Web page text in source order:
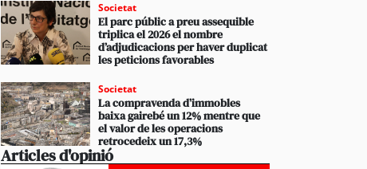
Societat
El parc públic a preu assequible
triplica el 2026 el nombre
d’adjudicacions per haver duplicat
les peticions favorables
Societat
La compravenda d’immobles
baixa gairebé un 12% mentre que
el valor de les operacions
retrocedeix un 17,3%
Articles d'opinió